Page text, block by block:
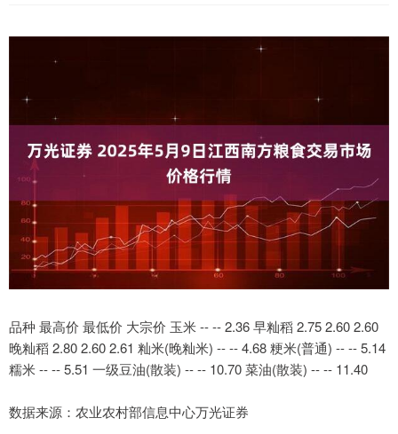
品种 最高价 最低价 大宗价 玉米 -- -- 2.36 早籼稻 2.75 2.60 2.60
晚籼稻 2.80 2.60 2.61 籼米(晚籼米) -- -- 4.68 粳米(普通) -- -- 5.14
糯米 -- -- 5.51 一级豆油(散装) -- -- 10.70 菜油(散装) -- -- 11.40
数据来源：农业农村部信息中心万光证券